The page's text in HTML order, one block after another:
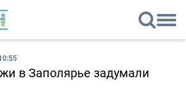
в Заполярье задумали